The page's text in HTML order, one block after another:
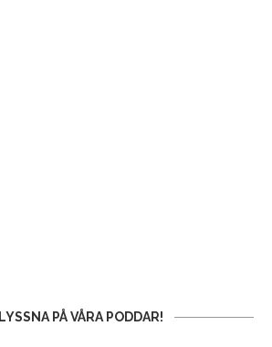
LYSSNA PÅ VÅRA PODDAR!